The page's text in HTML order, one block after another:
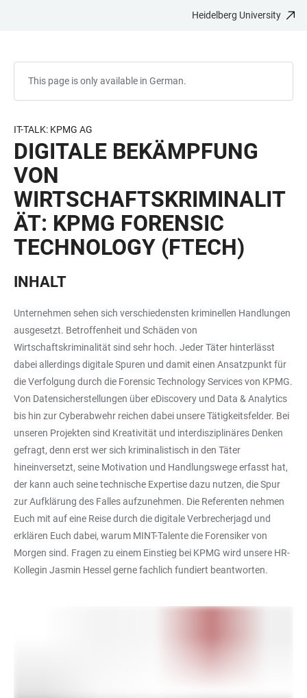
Heidelberg University
This page is only available in German.
IT-TALK: KPMG AG
DIGITALE BEKÄMPFUNG
VON
WIRTSCHAFTSKRIMINALIT
ÄT: KPMG FORENSIC
TECHNOLOGY (FTECH)
INHALT
Unternehmen sehen sich verschiedensten kriminellen Handlungen
ausgesetzt. Betroffenheit und Schäden von
Wirtschaftskriminalität sind sehr hoch. Jeder Täter hinterlässt
dabei allerdings digitale Spuren und damit einen Ansatzpunkt für
die Verfolgung durch die Forensic Technology Services von KPMG.
Von Datensicherstellungen über eDiscovery und Data & Analytics
bis hin zur Cyberabwehr reichen dabei unsere Tätigkeitsfelder. Bei
unseren Projekten sind Kreativität und interdisziplinäres Denken
gefragt, denn erst wer sich kriminalistisch in den Täter
hineinversetzt, seine Motivation und Handlungswege erfasst hat,
der kann auch seine technische Expertise dazu nutzen, die Spur
zur Aufklärung des Falles aufzunehmen. Die Referenten nehmen
Euch mit auf eine Reise durch die digitale Verbrecherjagd und
erklären Euch dabei, warum MINT-Talente die Forensiker von
Morgen sind. Fragen zu einem Einstieg bei KPMG wird unsere HR-
Kollegin Jasmin Hessel gerne fachlich fundiert beantworten.